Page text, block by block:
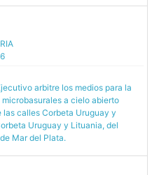
arbitre los medios para la
a cielo abierto
calles Corbeta Uruguay y
Uruguay y Lituania, del
Mar del Plata.